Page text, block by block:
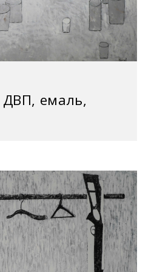
Мистецькому центрі
Україна
Monumental Callao.
авангардний: Проєкт-
проєкт в межах X
«Новітні
проблем
НАМ України. Київ,
ДВП, емаль,